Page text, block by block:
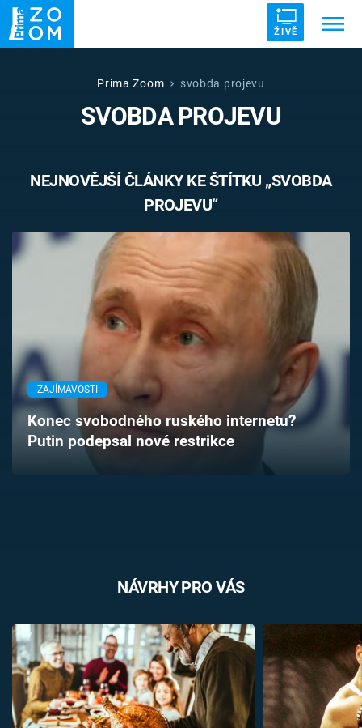
ŽIVĚ
ZRÁDCI UFO DRUHÁ SVĚTOVÁ VÁLKA
VETŘELCI DÁVNOVĚKU
Témata
TV Program
Časopis
Sledujte prima+
Prima Zoom svobda projevu
SVOBDA PROJEVU
NEJNOVĚJŠÍ ČLÁNKY KE ŠTÍTKU „SVOBDA
PROJEVU“
ZAJÍMAVOSTI
Konec svobodného ruského internetu?
Putin podepsal nové restrikce
NÁVRHY PRO VÁS